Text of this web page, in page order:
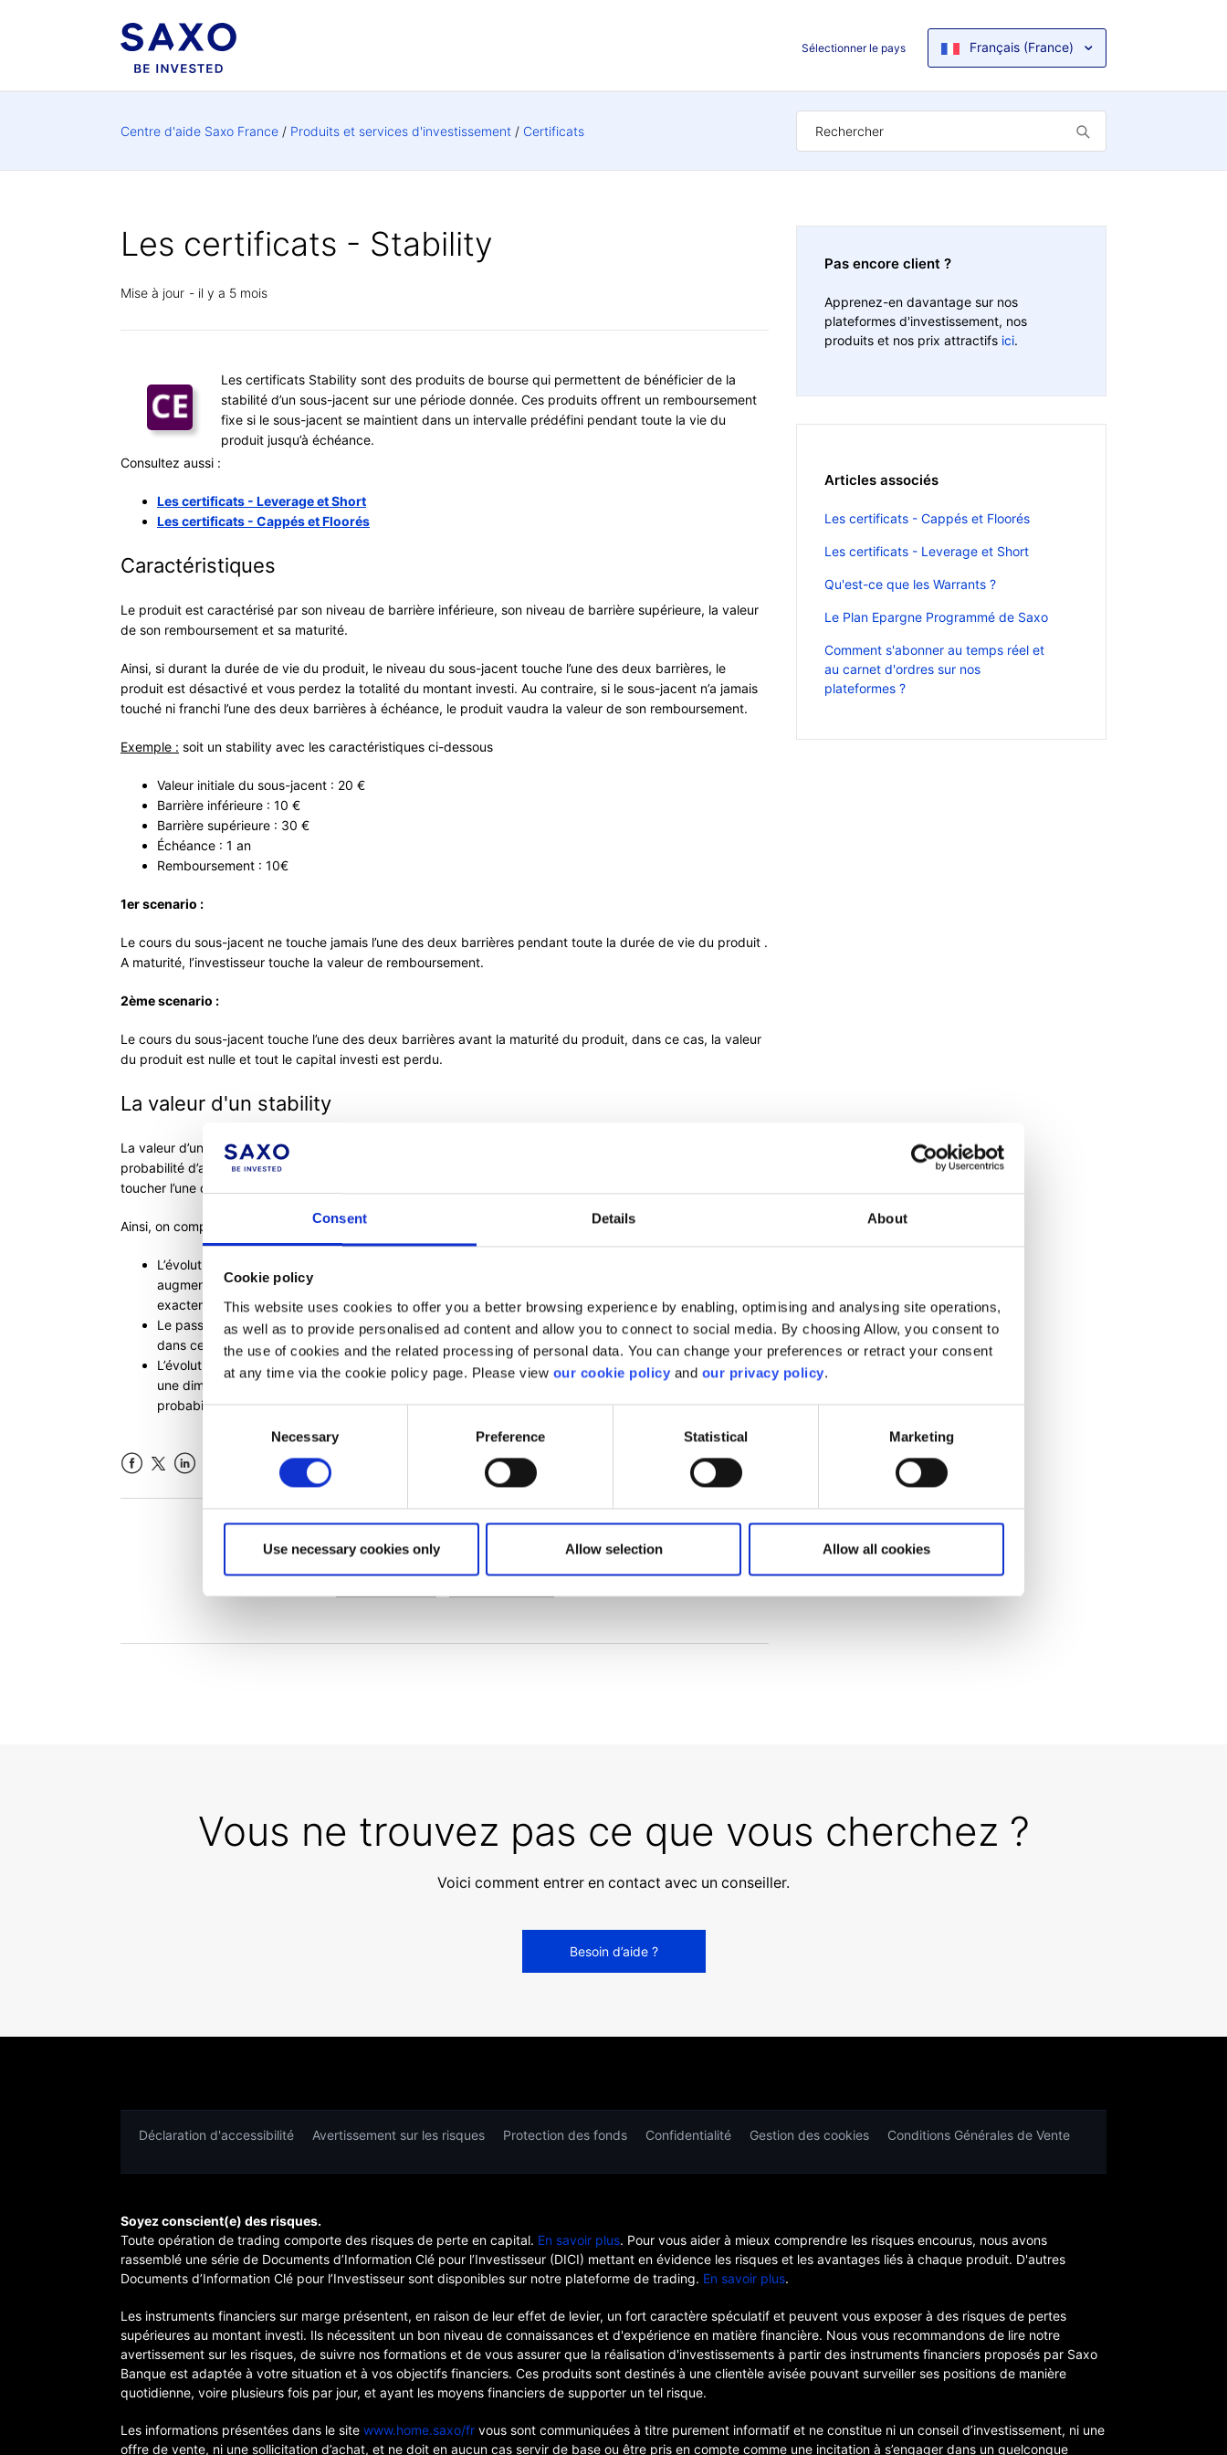
Consent Details About
Cookie policy
This website uses cookies to offer you a better browsing experience by enabling, optimising and analysing site operations,
as well as to provide personalised ad content and allow you to connect to social media. By choosing Allow, you consent to
the use of cookies and the related processing of personal data. You can change your preferences or retract your consent
at any time via the cookie policy page. Please view our cookie policy and our privacy policy.
Consent
Necessary Preference Statistical Marketing
Use necessary cookies only Allow selection Allow all cookies
Sélectionner le pays Français (France)
Centre d'aide Saxo France Produits et services d'investissement Certificats
Les certificats - Stability
Mise à jour il y a 5 mois
Les certificats Stability sont des produits de bourse qui permettent de bénéficier de la
stabilité d’un sous-jacent sur une période donnée. Ces produits offrent un remboursement
fixe si le sous-jacent se maintient dans un intervalle prédéfini pendant toute la vie du
produit jusqu’à échéance.
Consultez aussi :
Les certificats - Leverage et Short
Les certificats - Cappés et Floorés
Caractéristiques
Le produit est caractérisé par son niveau de barrière inférieure, son niveau de barrière supérieure, la valeur
de son remboursement et sa maturité.
Ainsi, si durant la durée de vie du produit, le niveau du sous-jacent touche l’une des deux barrières, le
produit est désactivé et vous perdez la totalité du montant investi. Au contraire, si le sous-jacent n’a jamais
touché ni franchi l’une des deux barrières à échéance, le produit vaudra la valeur de son remboursement.
Exemple : soit un stability avec les caractéristiques ci-dessous
Valeur initiale du sous-jacent : 20 €
Barrière inférieure : 10 €
Barrière supérieure : 30 €
Échéance : 1 an
Remboursement : 10€
1er scenario :
Le cours du sous-jacent ne touche jamais l’une des deux barrières pendant toute la durée de vie du produit .
A maturité, l’investisseur touche la valeur de remboursement.
2ème scenario :
Le cours du sous-jacent touche l’une des deux barrières avant la maturité du produit, dans ce cas, la valeur
du produit est nulle et tout le capital investi est perdu.
La valeur d'un stability
La valeur d’un stability oscille entre 0 et sa valeur de remboursement, un prix élevé indique une faible
probabilité d’atteindre l’une des deux barrières tandis qu’un un prix faible indique une forte probabilité de
toucher l’une des deux barrières.
Ainsi, on comprend que certains paramètres vont influencer le prix du stability :
L’évolution du prix du sous-jacent : si la distance aux barrières augmentent, le prix du stability
augmente. Le prix sera donc maximal, toutes choses égales par ailleurs lorsque le sous-jacent se situe
exactement au milieu des barrières.
Le passage du temps : Plus on est proche de la maturité et plus on a de forte probabilité de gains,
dans ce cas le prix du produit augmente.
L’évolution de la volatilité : Une augmentation de la volatilité augmente la probabilité de perte, et donc
une diminution du prix du stability. Au contraire, une diminution de la volatilité fait diminuer la
probabilité d’atteinte d’une des deux barrières et donc le produit prend de la valeur.
Pas encore client ?
Apprenez-en davantage sur nos
plateformes d'investissement, nos
produits et nos prix attractifs ici.
Articles associés
Les certificats - Cappés et Floorés
Les certificats - Leverage et Short
Qu'est-ce que les Warrants ?
Le Plan Epargne Programmé de Saxo
Comment s'abonner au temps réel et
au carnet d'ordres sur nos
plateformes ?
Vous ne trouvez pas ce que vous cherchez ?
Voici comment entrer en contact avec un conseiller.
Besoin d’aide ?
Déclaration d'accessibilité Avertissement sur les risques Protection des fonds Confidentialité Gestion des cookies Conditions Générales de Vente
Soyez conscient(e) des risques.
Toute opération de trading comporte des risques de perte en capital. En savoir plus. Pour vous aider à mieux comprendre les risques encourus, nous avons
rassemblé une série de Documents d’Information Clé pour l’Investisseur (DICI) mettant en évidence les risques et les avantages liés à chaque produit. D'autres
Documents d’Information Clé pour l’Investisseur sont disponibles sur notre plateforme de trading. En savoir plus.
Les instruments financiers sur marge présentent, en raison de leur effet de levier, un fort caractère spéculatif et peuvent vous exposer à des risques de pertes
supérieures au montant investi. Ils nécessitent un bon niveau de connaissances et d'expérience en matière financière. Nous vous recommandons de lire notre
avertissement sur les risques, de suivre nos formations et de vous assurer que la réalisation d'investissements à partir des instruments financiers proposés par Saxo
Banque est adaptée à votre situation et à vos objectifs financiers. Ces produits sont destinés à une clientèle avisée pouvant surveiller ses positions de manière
quotidienne, voire plusieurs fois par jour, et ayant les moyens financiers de supporter un tel risque.
Les informations présentées dans le site www.home.saxo/fr vous sont communiquées à titre purement informatif et ne constitue ni un conseil d’investissement, ni une
offre de vente, ni une sollicitation d’achat, et ne doit en aucun cas servir de base ou être pris en compte comme une incitation à s’engager dans un quelconque